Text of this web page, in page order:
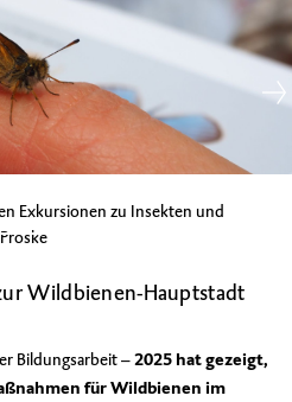
Exkursionen zu Insekten und
Wildbienen-Hauptstadt
Bildungsarbeit –2025 hat gezeigt,
für Wildbienen im